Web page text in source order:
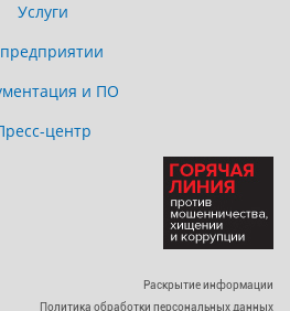
Услуги
и ПО
центр
Раскрытие информации
Политика обработки персональных данных